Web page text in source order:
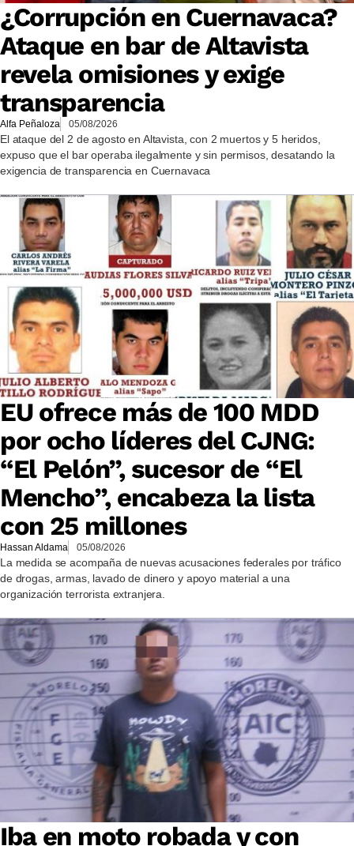
¿Corrupción en Cuernavaca?
Ataque en bar de Altavista
revela omisiones y exige
transparencia
Alfa Peñaloza 05/08/2026
El ataque del 2 de agosto en Altavista, con 2 muertos y 5 heridos,
expuso que el bar operaba ilegalmente y sin permisos, desatando la
exigencia de transparencia en Cuernavaca
EU ofrece más de 100 MDD
por ocho líderes del CJNG:
“El Pelón”, sucesor de “El
Mencho”, encabeza la lista
con 25 millones
Hassan Aldama 05/08/2026
La medida se acompaña de nuevas acusaciones federales por tráfico
de drogas, armas, lavado de dinero y apoyo material a una
organización terrorista extranjera.
Iba en moto robada y con